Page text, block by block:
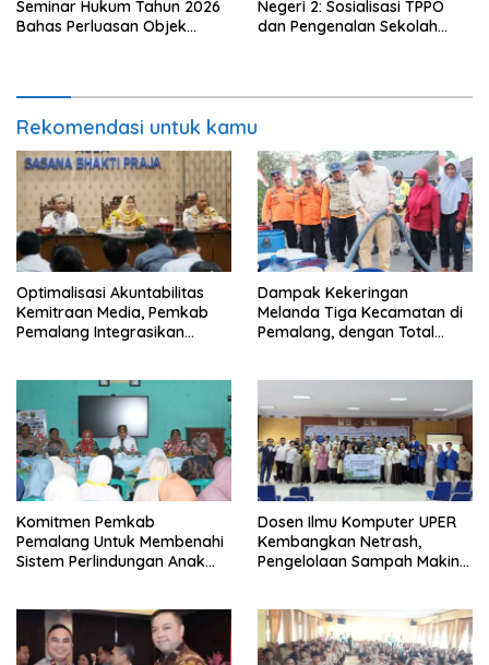
Seminar Hukum Tahun 2026
Bahas Perluasan Objek
Negeri 2: Sosialisasi TPPO
dan Pengenalan Sekolah
Rekomendasi untuk kamu
​Optimalisasi Akuntabilitas
Kemitraan Media, Pemkab
Pemalang Integrasikan
Dampak Kekeringan
Melanda Tiga Kecamatan di
Pemalang, dengan Total
Komitmen Pemkab
Pemalang Untuk Membenahi
Sistem Perlindungan Anak
Dosen Ilmu Komputer UPER
Kembangkan Netrash,
Pengelolaan Sampah Makin